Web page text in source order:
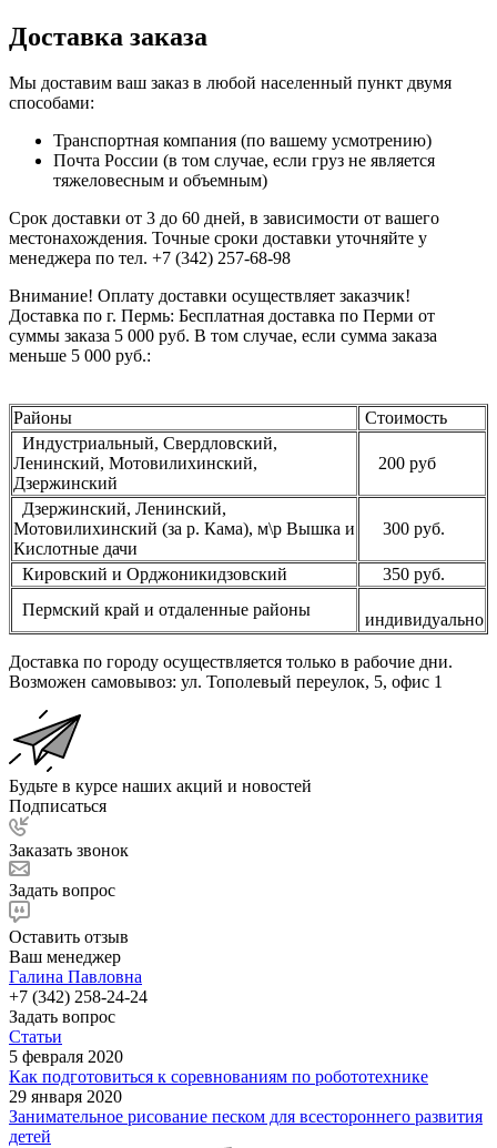
Доставка заказа
Мы доставим ваш заказ в любой населенный пункт двумя
способами:
Транспортная компания (по вашему усмотрению)
Почта России (в том случае, если груз не является
тяжеловесным и объемным)
Срок доставки от 3 до 60 дней, в зависимости от вашего
местонахождения. Точные сроки доставки уточняйте у
менеджера по тел. +7 (342) 257-68-98
Внимание! Оплату доставки осуществляет заказчик!
Доставка по г. Пермь: Бесплатная доставка по Перми от
суммы заказа 5 000 руб. В том случае, если сумма заказа
меньше 5 000 руб.:
Районы
Стоимость
Индустриальный, Свердловский,
Ленинский, Мотовилихинский,
Дзержинский
200 руб
Дзержинский, Ленинский,
Мотовилихинский (за р. Кама), м\р Вышка и
Кислотные дачи
300 руб.
Кировский и Орджоникидзовский
350 руб.
Пермский край и отдаленные районы
индивидуально
Доставка по городу осуществляется только в рабочие дни.
Возможен самовывоз: ул. Тополевый переулок, 5, офис 1
Будьте в курсе наших акций и новостей
Подписаться
Заказать звонок
Задать вопрос
Оставить отзыв
Ваш менеджер
Галина Павловна
+7 (342) 258-24-24
Задать вопрос
Статьи
5 февраля 2020
Как подготовиться к соревнованиям по робототехнике
29 января 2020
Занимательное рисование песком для всестороннего развития
детей